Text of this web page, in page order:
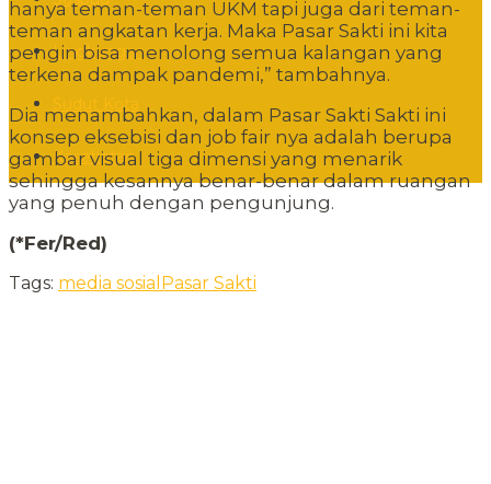
Lingkungan
Sudut Kota
Kesehatan
hanya teman-teman UKM tapi juga dari teman-
teman angkatan kerja. Maka Pasar Sakti ini kita
pengin bisa menolong semua kalangan yang
terkena dampak pandemi,” tambahnya.
Dia menambahkan, dalam Pasar Sakti Sakti ini
konsep eksebisi dan job fair nya adalah berupa
gambar visual tiga dimensi yang menarik
sehingga kesannya benar-benar dalam ruangan
yang penuh dengan pengunjung.
(*Fer/Red)
Tags: media sosial Pasar Sakti